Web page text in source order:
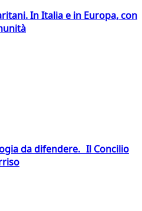
In Italia e in Europa, con
da difendere. Il Concilio